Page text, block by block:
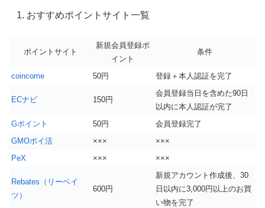
おすすめポイントサイト一覧
ポイントサイト
新規会員登録ポ
イント
条件
coincome 50円 登録＋本人認証を完了
ECナビ 150円
会員登録当日を含めた90日
以内に本人認証が完了
Gポイント
50円
会員登録完了
GMOポイ活
×××
×××
PeX
××× ×××
Rebates（リーベイ
ツ）
600円
新規アカウント作成後、30
日以内に3,000円以上のお買
い物を完了